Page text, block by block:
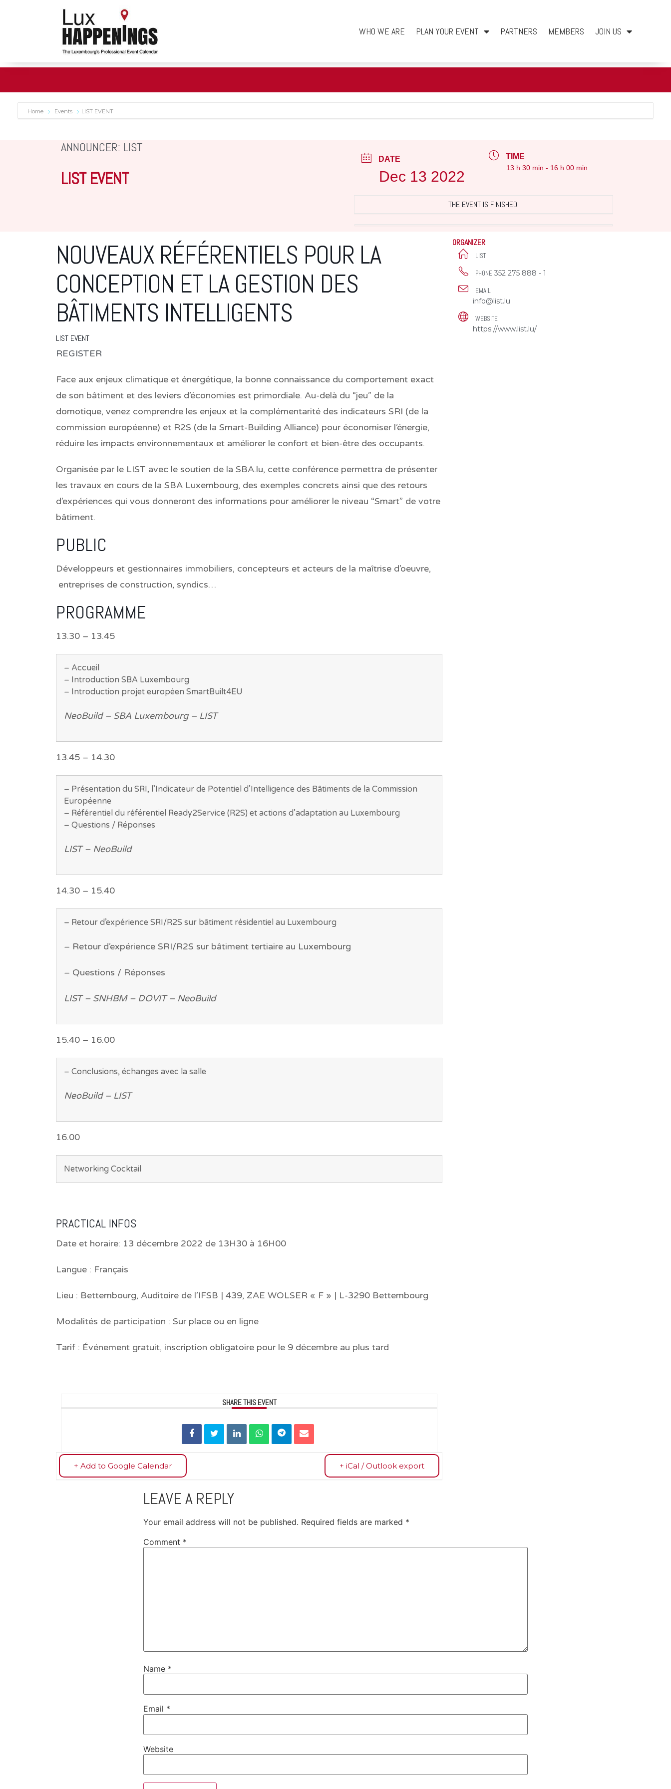
WHO WE ARE PLAN YOUR EVENT PARTNERS MEMBERS JOIN US
Home Events LIST EVENT
ANNOUNCER: LIST
LIST EVENT
DATE
Dec 13 2022
TIME
13 h 30 min - 16 h 00 min
THE EVENT IS FINISHED.
NOUVEAUX RÉFÉRENTIELS POUR LA
CONCEPTION ET LA GESTION DES
BÂTIMENTS INTELLIGENTS
LIST EVENT
REGISTER
Face aux enjeux climatique et énergétique, la bonne connaissance du comportement exact
de son bâtiment et des leviers d’économies est primordiale. Au-delà du “jeu” de la
domotique, venez comprendre les enjeux et la complémentarité des indicateurs SRI (de la
commission européenne) et R2S (de la Smart-Building Alliance) pour économiser l’énergie,
réduire les impacts environnementaux et améliorer le confort et bien-être des occupants.
Organisée par le LIST avec le soutien de la SBA.lu, cette conférence permettra de présenter
les travaux en cours de la SBA Luxembourg, des exemples concrets ainsi que des retours
d’expériences qui vous donneront des informations pour améliorer le niveau “Smart” de votre
bâtiment.
PUBLIC
Développeurs et gestionnaires immobiliers, concepteurs et acteurs de la maîtrise d’oeuvre,
entreprises de construction, syndics…
PROGRAMME
13.30 – 13.45
– Accueil
– Introduction SBA Luxembourg
– Introduction projet européen SmartBuilt4EU
NeoBuild – SBA Luxembourg – LIST
13.45 – 14.30
– Présentation du SRI, l’Indicateur de Potentiel d’Intelligence des Bâtiments de la Commission
Européenne
– Référentiel du référentiel Ready2Service (R2S) et actions d’adaptation au Luxembourg
– Questions / Réponses
LIST – NeoBuild
14.30 – 15.40
– Retour d’expérience SRI/R2S sur bâtiment résidentiel au Luxembourg
– Retour d’expérience SRI/R2S sur bâtiment tertiaire au Luxembourg
– Questions / Réponses
LIST – SNHBM – DOVIT – NeoBuild
15.40 – 16.00
– Conclusions, échanges avec la salle
NeoBuild – LIST
16.00
Networking Cocktail
PRACTICAL INFOS
Date et horaire: 13 décembre 2022 de 13H30 à 16H00
Langue : Français
Lieu : Bettembourg, Auditoire de l’IFSB | 439, ZAE WOLSER « F » | L-3290 Bettembourg
Modalités de participation : Sur place ou en ligne
Tarif : Événement gratuit, inscription obligatoire pour le 9 décembre au plus tard
SHARE THIS EVENT
+ Add to Google Calendar + iCal / Outlook export
ORGANIZER
LIST
PHONE 352 275 888 - 1
EMAIL
info@list.lu
WEBSITE
https://www.list.lu/
LEAVE A REPLY
Your email address will not be published. Required fields are marked *
Comment *
Name *
Email *
Website